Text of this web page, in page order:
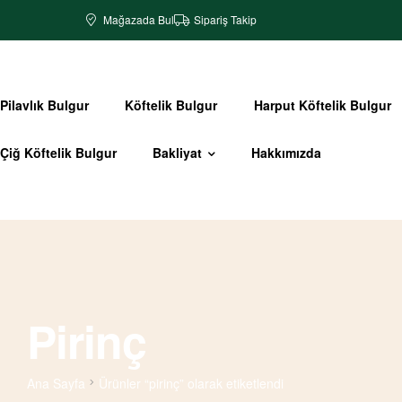
Mağazada Bul Sipariş Takip
Pilavlık Bulgur Köftelik Bulgur Harput Köftelik Bulgur
Çiğ Köftelik Bulgur Bakliyat Hakkımızda
Pirinç
Ana Sayfa Ürünler “pirinç” olarak etiketlendi